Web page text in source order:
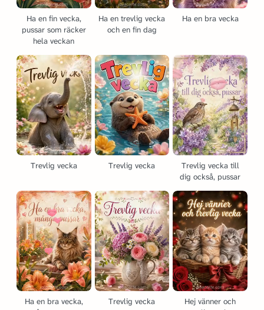
Ha en fin vecka,
pussar som räcker
hela veckan
Ha en trevlig vecka
och en fin dag
Ha en bra vecka
Trevlig vecka Trevlig vecka
Trevlig vecka till
dig också, pussar
Ha en bra vecka,
Trevlig vecka
Hej vänner och